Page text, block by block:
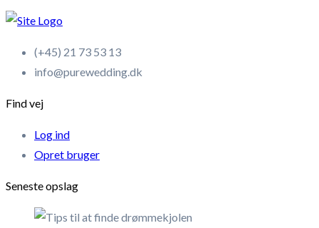
(+45) 21 73 53 13
info@purewedding.dk
Find vej
Log ind
Opret bruger
Seneste opslag